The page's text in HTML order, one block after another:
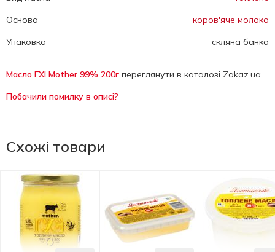
Основа
коров'яче молоко
Упаковка
скляна банка
Масло ГХІ Mother 99% 200г переглянути в каталозі Zakaz.ua
Побачили помилку в описі?
Схожі товари